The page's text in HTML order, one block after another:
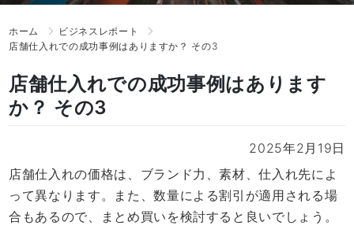
ホーム
ビジネスレポート
店舗仕入れでの成功事例はありますか？ その3
店舗仕入れでの成功事例はあります
か？ その3
2025年2月19日
店舗仕入れの価格は、ブランド力、素材、仕入れ先によ
って異なります。また、数量による割引が適用される場
合もあるので、まとめ買いを検討すると良いでしょう。